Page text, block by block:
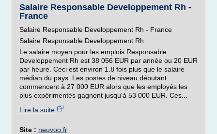
Salaire Responsable Developpement Rh -
France
Salaire Responsable Developpement Rh - France
Salaire Responsable Developpement Rh
Le salaire moyen pour les emplois Responsable
Developpement Rh est 38 056 EUR par année ou 20 EUR
par heure. Ceci est environ 1.8 fois plus que le salaire
médian du pays. Les postes de niveau débutant
commencent à 27 000 EUR alors que les employés les
plus expérimentés gagnent jusqu'à 53 000 EUR. Ces...
Lire la suite
Site : neuvoo.fr